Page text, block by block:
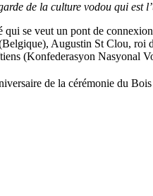
de la culture vodou qui est
qui se veut un pont de
Augustin St Clou,
(Konfederasyon Nasyonal
de la cérémonie du